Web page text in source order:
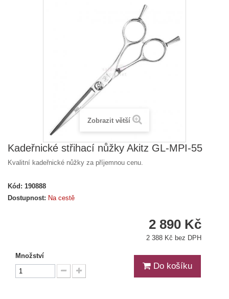
Zobrazit větší
Kadeřnické střihací nůžky Akitz GL-MPI-55
Kvalitní kadeřnické nůžky za příjemnou cenu.
Kód: 190888
Dostupnost: Na cestě
2 890 Kč
2 388 Kč bez DPH
Množství
Do košíku